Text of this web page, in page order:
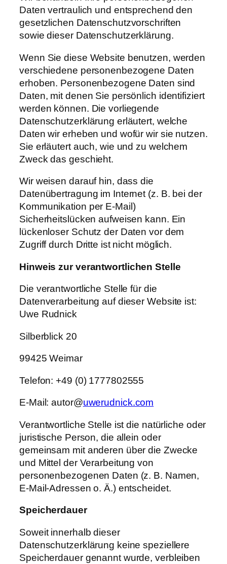
Daten vertraulich und entsprechend den
gesetzlichen Datenschutzvorschriften
sowie dieser Datenschutzerklärung.
Wenn Sie diese Website benutzen, werden
verschiedene personenbezogene Daten
erhoben. Personenbezogene Daten sind
Daten, mit denen Sie persönlich identifiziert
werden können. Die vorliegende
Datenschutzerklärung erläutert, welche
Daten wir erheben und wofür wir sie nutzen.
Sie erläutert auch, wie und zu welchem
Zweck das geschieht.
Wir weisen darauf hin, dass die
Datenübertragung im Internet (z. B. bei der
Kommunikation per E-Mail)
Sicherheitslücken aufweisen kann. Ein
lückenloser Schutz der Daten vor dem
Zugriff durch Dritte ist nicht möglich.
Hinweis zurverantwortlichenStelle
Die verantwortliche Stelle für die
Datenverarbeitung auf dieser Website ist:
Uwe Rudnick
Silberblick 20
99425 Weimar
Telefon: +49 (0) 1777802555
E-Mail: autor@uwerudnick.com
Verantwortliche Stelle ist die natürliche oder
juristische Person, die allein oder
gemeinsam mit anderen über die Zwecke
und Mittel der Verarbeitung von
personenbezogenen Daten (z. B. Namen,
E-Mail-Adressen o. Ä.) entscheidet.
Speicherdauer
Soweit innerhalb dieser
Datenschutzerklärung keine speziellere
Speicherdauer genannt wurde, verbleiben